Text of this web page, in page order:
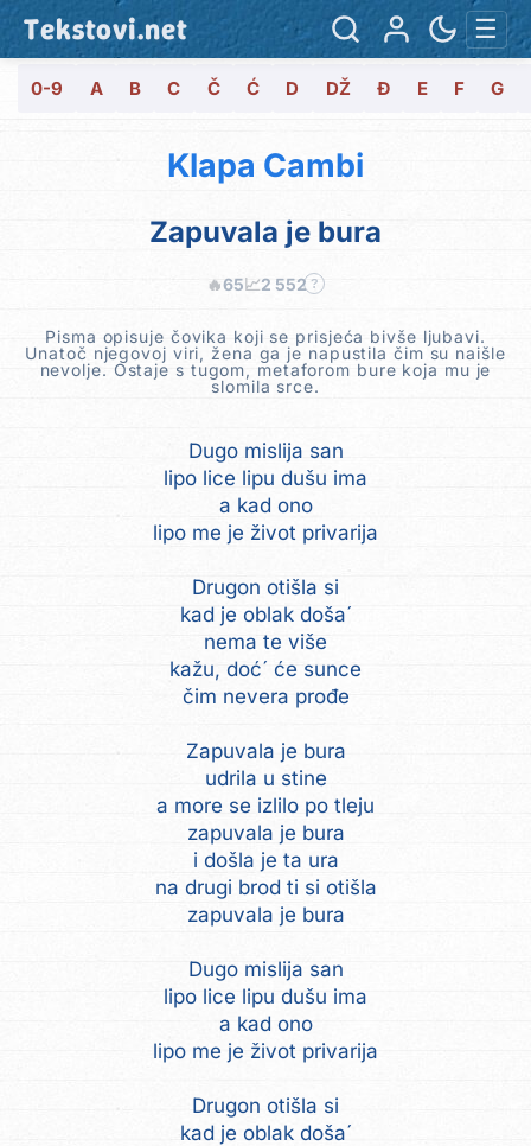
Tekstovi.net ☰
0-9 A B C Č Ć D DŽ Đ E F G
Klapa Cambi
Zapuvala je bura
🔥65📈2 552 ?
Pisma opisuje čovika koji se prisjeća bivše ljubavi.
Unatoč njegovoj viri, žena ga je napustila čim su naišle
nevolje. Ostaje s tugom, metaforom bure koja mu je
slomila srce.
Dugo mislija san
lipo lice lipu dušu ima
a kad ono
lipo me je život privarija
Drugon otišla si
kad je oblak doša´
nema te više
kažu, doć´ će sunce
čim nevera prođe
Zapuvala je bura
udrila u stine
a more se izlilo po tleju
zapuvala je bura
i došla je ta ura
na drugi brod ti si otišla
zapuvala je bura
Dugo mislija san
lipo lice lipu dušu ima
a kad ono
lipo me je život privarija
Drugon otišla si
kad je oblak doša´